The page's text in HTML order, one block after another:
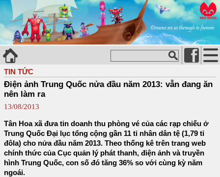
TIN TỨC
Điện ảnh Trung Quốc nửa đầu năm 2013: vẫn đang ăn
nên làm ra
13/08/2013
Tân Hoa xã đưa tin doanh thu phòng vé của các rạp chiếu ở
Trung Quốc Đại lục tổng cộng gần 11 tỉ nhân dân tệ (1,79 tỉ
đôla) cho nửa đầu năm 2013. Theo thống kê trên trang web
chính thức của Cục quản lý phát thanh, điện ảnh và truyền
hình Trung Quốc, con số đó tăng 36% so với cùng kỳ năm
ngoái.